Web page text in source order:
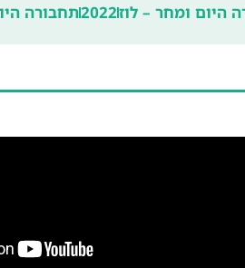
היום ומחר – לוז2022תחבורה